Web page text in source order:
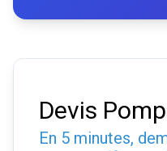
Devis
En 5 minutes,